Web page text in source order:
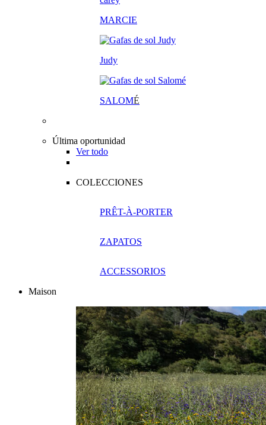
MARCIE
Judy
SALOMÉ
Última oportunidad
Ver todo
COLECCIONES
PRÊT-À-PORTER
ZAPATOS
ACCESSORIOS
Maison